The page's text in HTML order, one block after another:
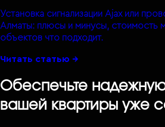
Установка сигнализации Ajax или
Алматы: плюсы и минусы, стоимость
объектов что подходит.
Читать статью →
Обеспечьте
вашей квартиры уже